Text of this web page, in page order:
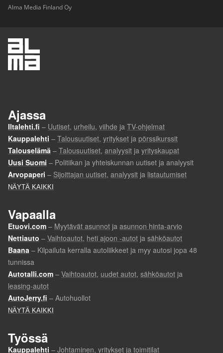
Alma Media Finland Oy